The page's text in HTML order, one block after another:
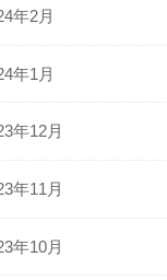
年2月
年1月
年12月
年11月
年10月